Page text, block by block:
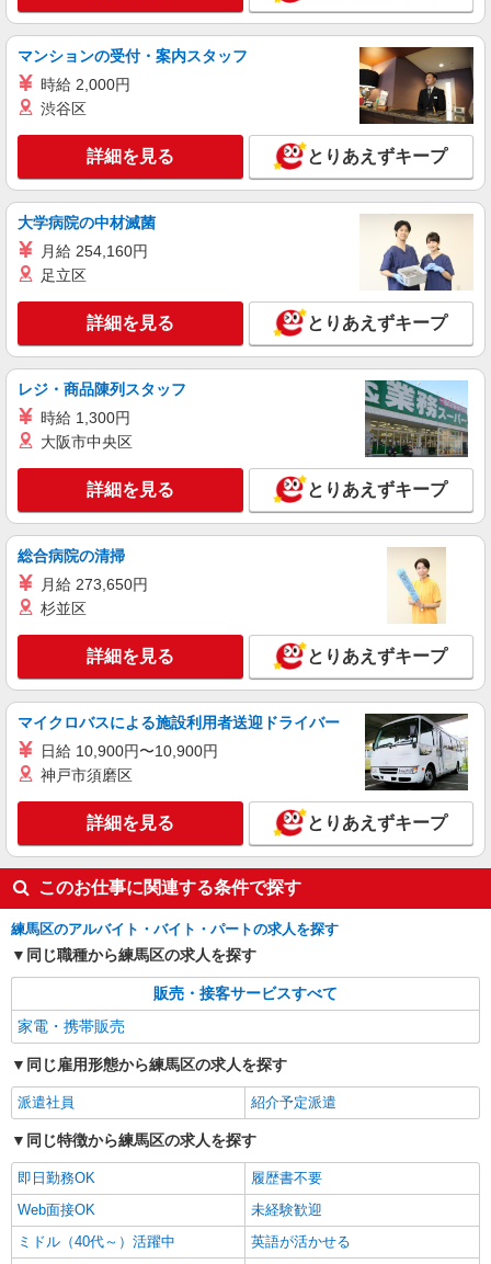
月給 260,000円 〜 322,000円 試用期間あり 6
ヶ月 月給25万円以上 ※経験・能力による 【試用
期間】月給 260000 円 〜 322000 円
■ソフトバンク光が丘店 東京都 練馬区 光が丘
キープ 詳細を見る
ソフトバンク練馬店
ソフトバンクショップの携帯販売スタッフ
月給 233,500円 〜 260,200円 固定残業代:
23,500円 〜 26,200円（15時間相当） ＊＿ 試用期
間あり 6ヶ月 月給25万円以上 ※経験・能力による
【試用期間】月給 233500 円 〜 260200 円
■ソフトバンク練馬店 東京都 練馬区 豊玉北5
丁目 17‐7 ネリマビル1F、B1F
キープ 詳細を見る
正社員
ソフトバンクショップの携帯販売スタッフ
月給 233,500円 〜 260,200円 固定残業代:
23,500円 〜 26,200円（15時間相当） ＊＿ 試用期
間あり 6ヶ月 月給25万円以上 ※経験・能力による
【試用期間】月給 233500 円 〜 260200 円
■ソフトバンク光が丘店 東京都 練馬区 光が丘
5丁目 1‐1 IMA3F
詳細を見る
マンションの受付・案内スタッフ
時給 2,000円
渋谷区
詳細を見る とりあえずキープ
大学病院の中材滅菌
月給 254,160円
足立区
詳細を見る とりあえずキープ
レジ・商品陳列スタッフ
時給 1,300円
大阪市中央区
詳細を見る とりあえずキープ
総合病院の清掃
月給 273,650円
杉並区
詳細を見る とりあえずキープ
マイクロバスによる施設利用者送迎ドライバー
日給 10,900円〜10,900円
神戸市須磨区
詳細を見る とりあえずキープ
このお仕事に関連する条件で探す
練馬区のアルバイト・バイト・パートの求人を探す
同じ職種から練馬区の求人を探す
販売・接客サービスすべて
家電・携帯販売
同じ雇用形態から練馬区の求人を探す
派遣社員 紹介予定派遣
同じ特徴から練馬区の求人を探す
即日勤務OK
履歴書不要
Web面接OK
未経験歓迎
ミドル（40代～）活躍中
英語が活かせる